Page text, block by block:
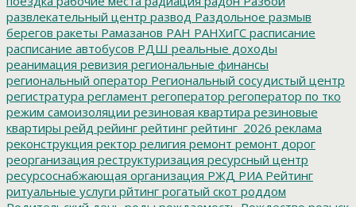
развлекательный центр развод Раздольное размыв
берегов ракеты Рамазанов РАН РАНХиГС расписание
расписание автобусов РДШ реальные доходы
реанимация ревизия региональные финансы
региональный оператор Региональный сосудистый центр
регистратура регламент регоператор регоператор по тко
режим самоизоляции резиновая квартира резиновые
квартиры рейд рейинг рейтинг рейтинг_2026 реклама
реконструкция ректор религия ремонт ремонт дорог
реорганизация реструктуризация ресурсный центр
ресурсоснабжающая организация РЖД РИА Рейтинг
ритуальные услуги рйтинг рогатый скот роддом